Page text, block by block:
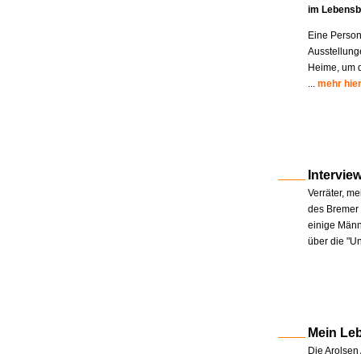
im
Eine
Heime, um
... mehr hier
Verräter,
des
einige
über die
Mein
Die